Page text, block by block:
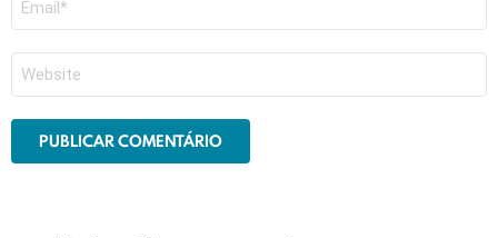
mail
*